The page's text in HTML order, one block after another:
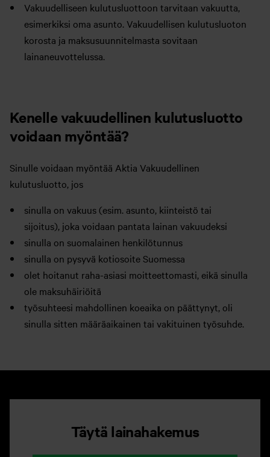
Vakuudelliseen kulutusluottoon tarvitaan vakuutta,
esimerkiksi oma asunto. Vakuudellisen kulutusluoton
korosta ja maksusuunnitelmasta sovitaan
lainaneuvottelussa.
Kenelle vakuudellinen kulutusluotto
voidaan myöntää?
Sinulle voidaan myöntää Aktia Vakuudellinen
kulutusluotto, jos
sinulla on vakuus (esim. asunto, kiinteistö tai
sijoitus), joka voidaan pantata lainan vakuudeksi
sinulla on suomalainen henkilötunnus
sinulla on pysyvä kotiosoite Suomessa
olet hoitanut raha-asiasi moitteettomasti, eikä sinulla
ole maksuhäiriöitä
työsuhteesi mahdollinen koeaika on päättynyt, oli
sinulla sitten määräaikainen tai vakituinen työsuhde.
Täytä lainahakemus